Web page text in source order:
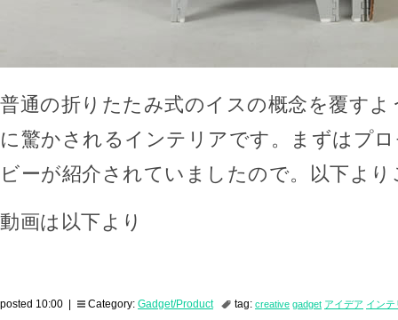
普通の折りたたみ式のイスの概念を覆すよ
に驚かされるインテリアです。まずはプ
ビーが紹介されていましたので。以下よ
動画は以下より
posted 10:00 | Category: Gadget/Product tag: creative gadget アイデア インテ